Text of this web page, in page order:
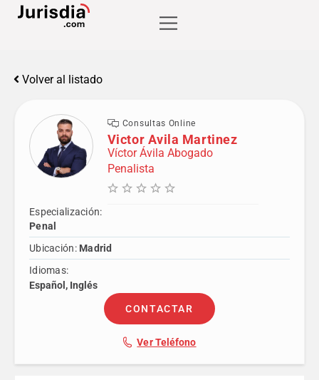
Volver al listado
Consultas Online
Victor Avila Martinez
Víctor Ávila Abogado
Penalista
Especialización:
Penal
Ubicación: Madrid
Idiomas:
Español, Inglés
CONTACTAR
Ver Teléfono